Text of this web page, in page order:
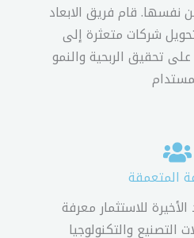
قام فريق الابعاد
شركات متعثرة إلى
تحقيق الربحية والنمو
المتعمقة
للاستثمار معرفة
والتكنولوجيا